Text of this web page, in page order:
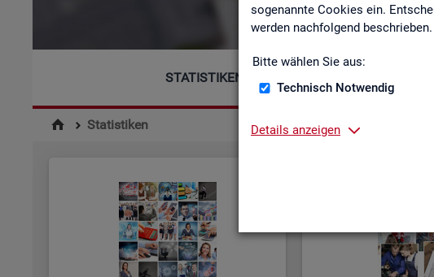
sogenannte Cookies ein.
werden nachfolgend
Bitte wählen Sie aus:
Technisch Notwendig
Details anzeigen
STATISTIKEN
Statistiken